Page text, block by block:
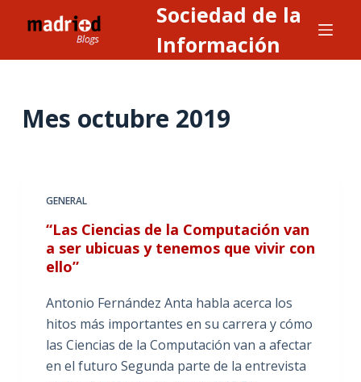
l
Sociedad de la
Información
Mes octubre 2019
GENERAL
“Las Ciencias de la Computación van
a ser ubicuas y tenemos que vivir con
ello”
Antonio Fernández Anta habla acerca los
hitos más importantes en su carrera y cómo
las Ciencias de la Computación van a afectar
en el futuro Segunda parte de la entrevista